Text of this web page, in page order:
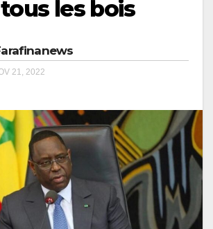
les bois
21, 2022